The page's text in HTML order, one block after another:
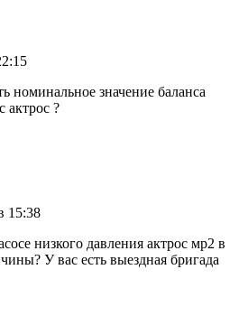
номинальное значение баланса
актрос ?
15:38
низкого давления актрос мр2 в
У вас есть выездная бригада